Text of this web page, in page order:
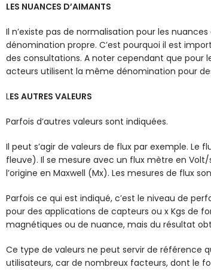
LES NUANCES D’AIMANTS
Il n’existe pas de normalisation pour les
dénomination propre. C’est pourquoi il est
des consultations. A noter cependant que pour
acteurs utilisent la même dénomination pour
LES AUTRES VALEURS
Parfois d’autres valeurs sont indiquées.
Il peut s’agir de valeurs de flux par exemple. Le
fleuve). Il se mesure avec un flux mètre en
l’origine en Maxwell (Mx). Les mesures de flux
Parfois ce qui est indiqué, c’est le niveau de
pour des applications de capteurs ou x Kgs de
magnétiques ou de nuance, mais du résultat
Ce type de valeurs ne peut servir de référence
utilisateurs, car de nombreux facteurs, dont le